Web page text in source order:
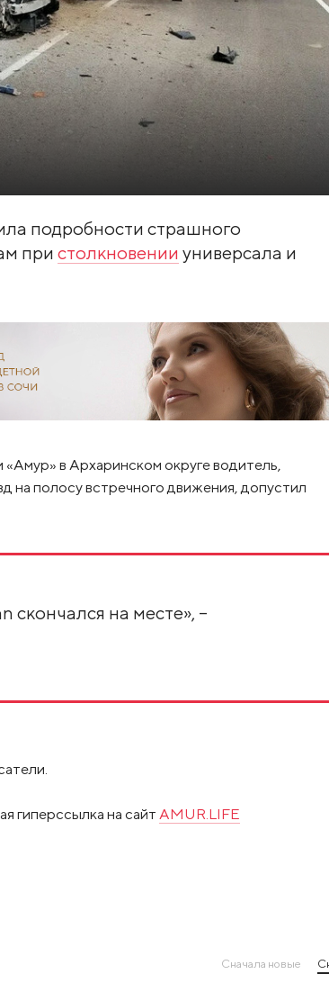
подробности страшного
при столкновении универсала и
в Архаринском округе водитель,
на полосу встречного движения, допустил
скончался на месте», –
гиперссылка на сайт AMUR.LIFE
Сначала новые